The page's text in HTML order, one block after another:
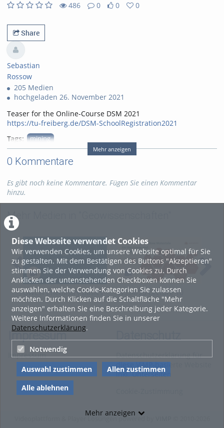
Diese Webseite verwendet Cookies
Wir verwenden Cookies, um unsere Website optimal für Sie
zu gestalten. Mit dem Bestätigen des Buttons "Akzeptieren"
stimmen Sie der Verwendung von Cookies zu. Durch
Anklicken der untenstehenden Checkboxen können Sie
auswählen, welche Cookie-Kategorien Sie zulassen
möchten. Durch Klicken auf die Schaltfläche "Mehr
anzeigen" erhalten Sie eine Beschreibung jeder Kategorie.
Weitere Informationen finden Sie in unserer
Datenschutzerklärung.
Notwendig
Auswahl zustimmen
Allen zustimmen
Alle ablehnen
Mehr anzeigen
486
0
0
0
Share
Sebastian
Rossow
205 Medien
hochgeladen 26. November 2021
Teaser for the Online-Course DSM 2021
https://tu-freiberg.de/DSM-SchoolRegistration2021
Tags:
mining
deep sea mining
dsm
dredging
Kategorien: Fachgebiete,
Geowissenschaften
Mehr anzeigen
0 Kommentare
Es gibt noch keine Kommentare. Fügen Sie einen Kommentar
hinzu.
Mehr Medien in "Geowissenschaften"
GWCH Chemistry Basics
Lecture 2 (Nils Hoth)
WS24/25 Lecture 10
Economic Resource
Evaluation (2025-02-07)
Impressum
Impressum
Datenschutzerklärung für
diese ViMP-basierte Website
inkl. Unterseiten
Videoplattform & Player Lösungen powered by